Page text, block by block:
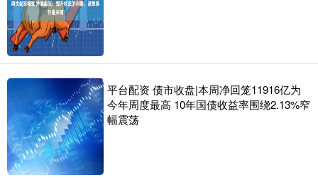
平台配资 债市收盘|本周净回笼11916亿为
今年周度最高 10年国债收益率围绕2.13%窄
幅震荡